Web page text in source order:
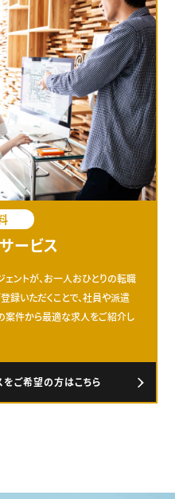
ービス
ントが、お一人おひとりの転職
録いただくことで、社員や派遣
案件から最適な求人をご紹介し
ご希望の方はこちら